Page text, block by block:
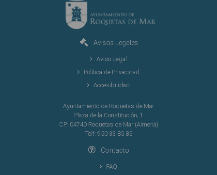
Avisos Legales
Aviso Legal
Política de Privacidad
Accesibilidad
Ayuntamiento de Roquetas de Mar
Plaza de la Constitución, 1
CP: 04740 Roquetas de Mar (Almería)
Telf: 950 33 85 85
Contacto
FAQ